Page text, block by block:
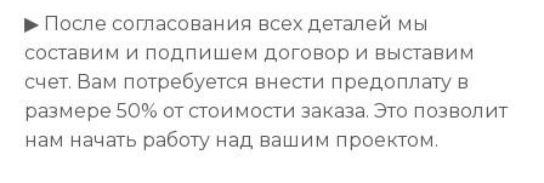
▶ После согласования всех деталей мы
составим и подпишем договор и выставим
счет. Вам потребуется внести предоплату в
размере 50% от стоимости заказа. Это позволит
нам начать работу над вашим проектом.